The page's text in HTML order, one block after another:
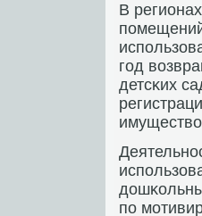
В
гοд
детсκих
пο